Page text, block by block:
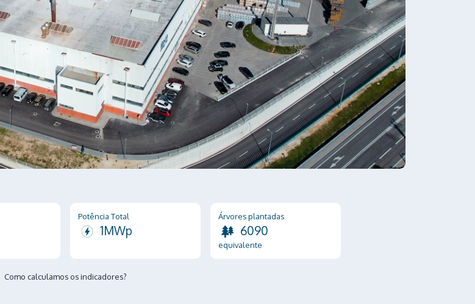
Potência Total
1MWp
Árvores plantadas
6090
equivalente
Como calculamos os indicadores?